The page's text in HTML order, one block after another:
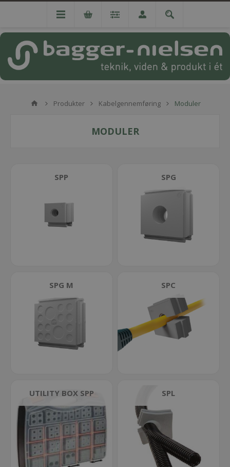
Produkter Kabelgennemføring Moduler
MODULER
SPP
SPP Double
SPP Quadruple
SPG
SPG M SPC
SPC Single
SPC Double
SPC Quadruple
UTILITY BOX SPP SPL